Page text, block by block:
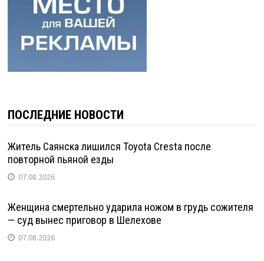
ПОСЛЕДНИЕ НОВОСТИ
Житель Саянска лишился Toyota Cresta после
повторной пьяной езды
07.08.2026
Женщина смертельно ударила ножом в грудь сожителя
— суд вынес приговор в Шелехове
07.08.2026